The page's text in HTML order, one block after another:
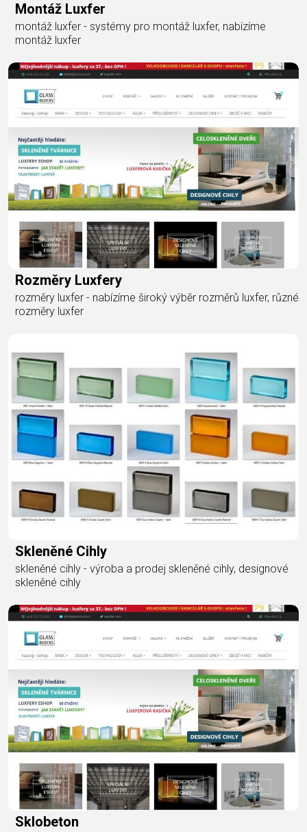
Montáž Luxfer
montáž luxfer - systémy pro montáž luxfer, nabízíme
montáž luxfer
Rozměry Luxfery
rozměry luxfer - nabízíme široký výběr rozměrů luxfer, různé
rozměry luxfer
Skleněné Cihly
skleněné cihly - výroba a prodej skleněné cihly, designové
skleněné cihly
Sklobeton